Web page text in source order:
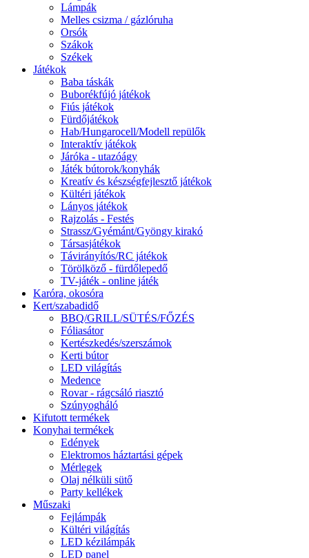
Lámpák
Melles csizma / gázlóruha
Orsók
Szákok
Székek
Játékok
Baba táskák
Buborékfújó játékok
Fiús játékok
Fürdőjátékok
Hab/Hungarocell/Modell repülők
Interaktív játékok
Járóka - utazóágy
Játék bútorok/konyhák
Kreatív és készségfejlesztő játékok
Kültéri játékok
Lányos játékok
Rajzolás - Festés
Strassz/Gyémánt/Gyöngy kirakó
Társasjátékok
Távirányítós/RC játékok
Törölköző - fürdőlepedő
TV-játék - online játék
Karóra, okosóra
Kert/szabadidő
BBQ/GRILL/SÜTÉS/FŐZÉS
Fóliasátor
Kertészkedés/szerszámok
Kerti bútor
LED világítás
Medence
Rovar - rágcsáló riasztó
Szúnyogháló
Kifutott termékek
Konyhai termékek
Edények
Elektromos háztartási gépek
Mérlegek
Olaj nélküli sütő
Party kellékek
Műszaki
Fejlámpák
Kültéri világítás
LED kézilámpák
LED panel